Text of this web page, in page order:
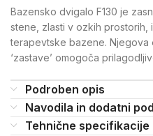
Bazensko dvigalo F130 je
stene, zlasti v ozkih prostorih,
terapevtske bazene. Njegova
‘zastave’ omogoča
Podroben opis
Navodila in dodatni
Tehnične specifikacije